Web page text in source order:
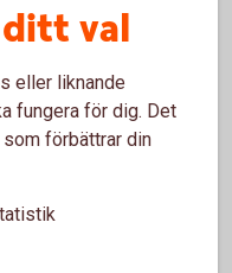
med ny design.
dig
du till exempel
Sånt som
val
eller liknande
fungera för dig. Det
förbättrar din